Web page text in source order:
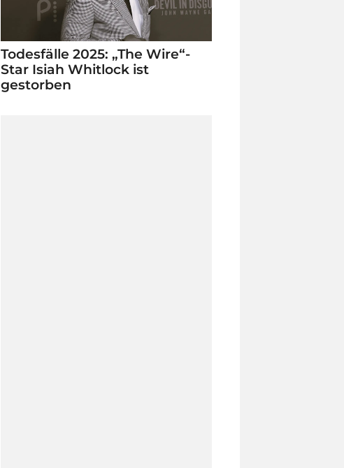
Todesfälle 2025: „The Wire“-
Star Isiah Whitlock ist
gestorben